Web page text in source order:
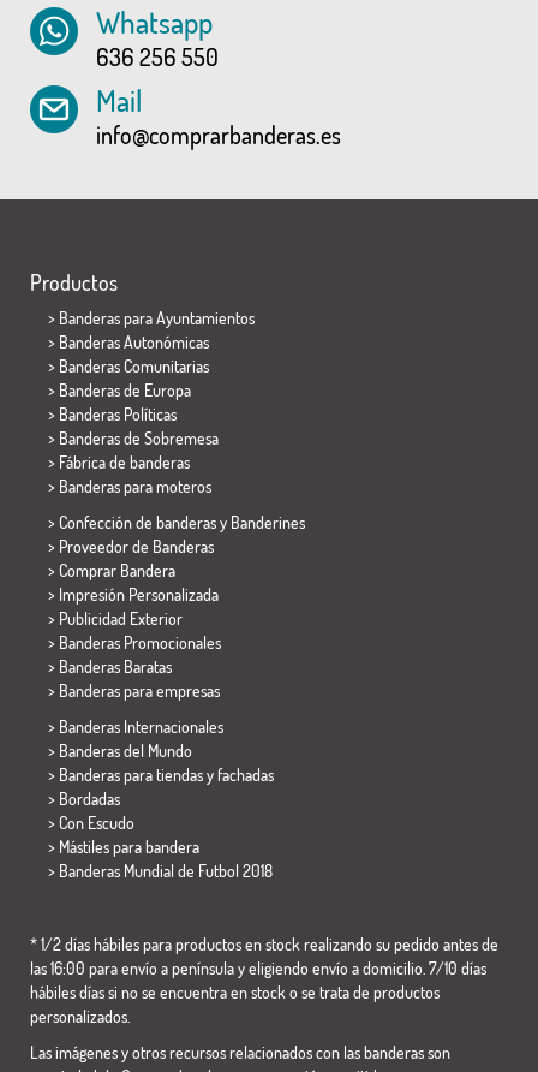
Whatsapp
636 256 550
Mail
info@comprarbanderas.es
Productos
> Banderas para Ayuntamientos
> Banderas Autonómicas
> Banderas Comunitarias
> Banderas de Europa
> Banderas Políticas
> Banderas de Sobremesa
> Fábrica de banderas
> Banderas para moteros
> Confección de banderas y Banderines
> Proveedor de Banderas
> Comprar Bandera
> Impresión Personalizada
> Publicidad Exterior
> Banderas Promocionales
> Banderas Baratas
> Banderas para empresas
> Banderas Internacionales
> Banderas del Mundo
> Banderas para tiendas y fachadas
> Bordadas
> Con Escudo
> Mástiles para bandera
> Banderas Mundial de Futbol 2018
* 1/2 días hábiles para productos en stock realizando su pedido antes de
las 16:00 para envío a península y eligiendo envío a domicilio. 7/10 días
hábiles días si no se encuentra en stock o se trata de productos
personalizados.
Las imágenes y otros recursos relacionados con las banderas son